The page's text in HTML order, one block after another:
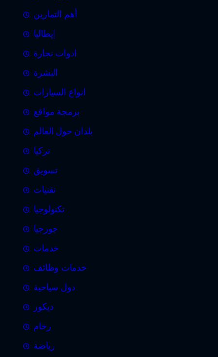
أهم التمارين
إيطاليا
ادوات نجارة
البشرة
انواع السيارات
برمجة مواقع
بلدان حول العالم
تركيا
تسويق
تقنيات
تكنولوجيا
جورجيا
خدمات
خدمات وظائف
دول سياحية
ديكور
رخام
رياضة